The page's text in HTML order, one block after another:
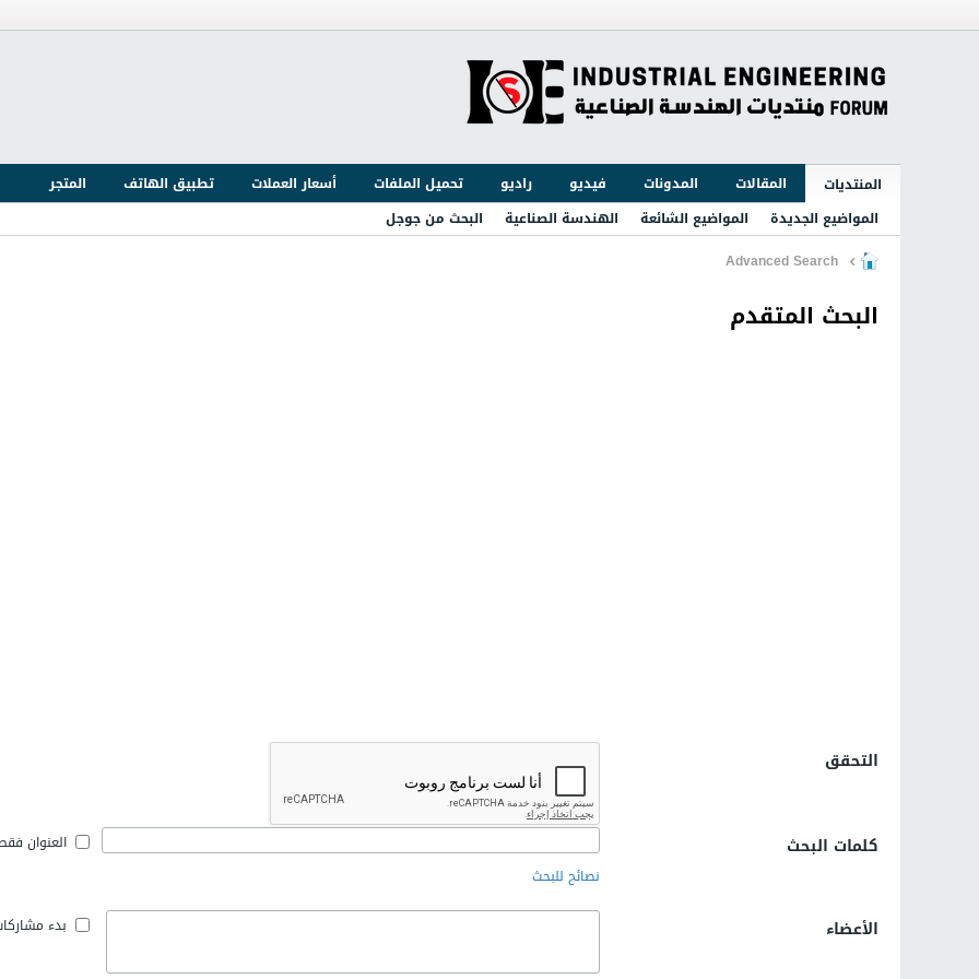
المنتديات المقالات المدونات فيديو راديو تحميل الملفات أسعار العملات تطبيق الهاتف
المتجر
المواضيع الجديدة
المواضيع الشائعة الهندسة الصناعية
البحث من جوجل
البحث المتقدم
التحقق
كلمات البحث
نصائح للبحث
العنوان
الأعضاء بدء